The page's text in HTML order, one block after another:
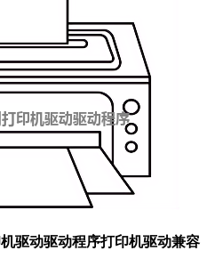
驱动驱动程序打印机驱动兼容